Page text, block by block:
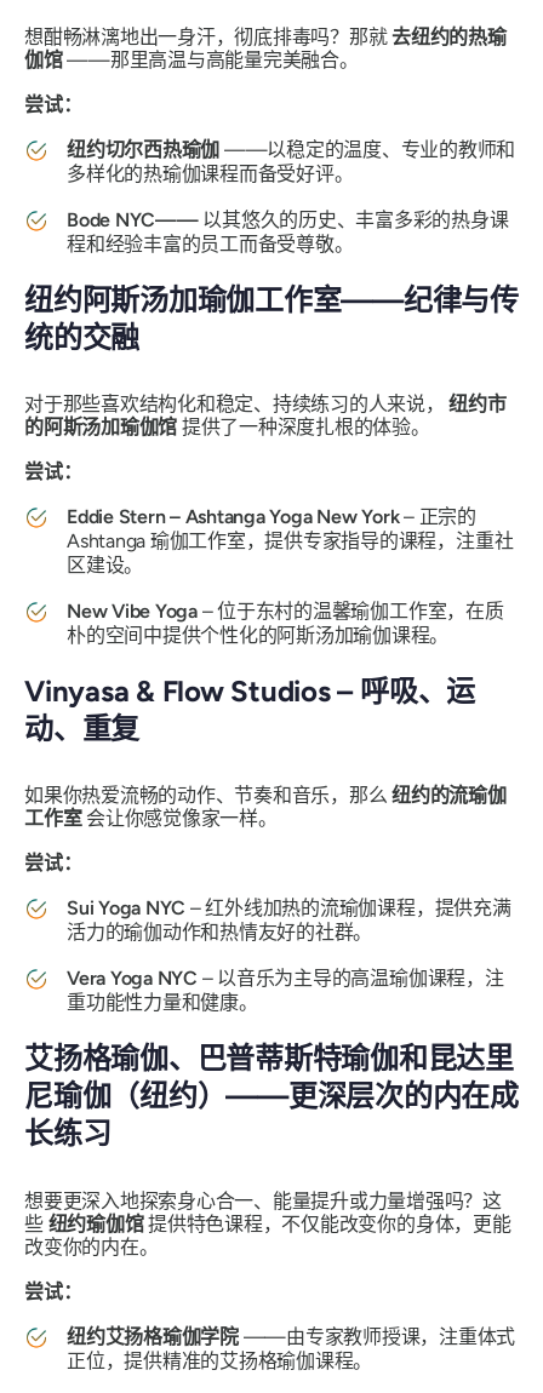
想酣畅淋漓地出一身汗，彻底排毒吗？那就去纽约的热瑜
伽馆——那里高温与高能量完美融合。
尝试：
纽约切尔西热瑜伽 ——以稳定的温度、专业的教师和
多样化的热瑜伽课程而备受好评。
Bode NYC——以其悠久的历史、丰富多彩的热身课
程和经验丰富的员工而备受尊敬。
纽约阿斯汤加瑜伽工作室——纪律与传
统的交融
对于那些喜欢结构化和稳定、持续练习的人来说，纽约市
的阿斯汤加瑜伽馆 提供了一种深度扎根的体验。
尝试：
Eddie Stern – Ashtanga Yoga New York– 正宗的
Ashtanga 瑜伽工作室，提供专家指导的课程，注重社
区建设。
New Vibe Yoga– 位于东村的温馨瑜伽工作室，在质
朴的空间中提供个性化的阿斯汤加瑜伽课程。
Vinyasa & Flow Studios – 呼吸、运
动、重复
如果你热爱流畅的动作、节奏和音乐，那么纽约的流瑜伽
工作室会让你感觉像家一样。
尝试：
Sui Yoga NYC – 红外线加热的流瑜伽课程，提供充满
活力的瑜伽动作和热情友好的社群。
Vera Yoga NYC – 以音乐为主导的高温瑜伽课程，注
重功能性力量和健康。
艾扬格瑜伽、巴普蒂斯特瑜伽和昆达里
尼瑜伽（纽约）——更深层次的内在成
长练习
想要更深入地探索身心合一、能量提升或力量增强吗？这
些 纽约瑜伽馆提供特色课程，不仅能改变你的身体，更能
改变你的内在。
尝试：
纽约艾扬格瑜伽学院——由专家教师授课，注重体式
正位，提供精准的艾扬格瑜伽课程。